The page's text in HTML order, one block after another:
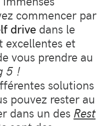
commencer par
drive dans le
excellentes et
vous prendre au
5 !
solutions
pouvez rester au
dans un des Rest